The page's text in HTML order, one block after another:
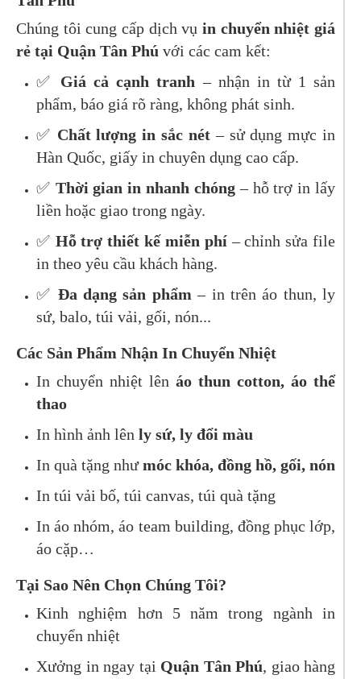
Chúng tôi cung cấp dịch vụ in chuyển nhiệt giá
rẻ tại Quận Tân Phú với các cam kết:
✅ Giá cả cạnh tranh – nhận in từ 1 sản
phẩm, báo giá rõ ràng, không phát sinh.
✅ Chất lượng in sắc nét– sử dụng mực in
Hàn Quốc, giấy in chuyên dụng cao cấp.
✅ Thời gian in nhanh chóng– hỗ trợ in lấy
liền hoặc giao trong ngày.
✅ Hỗ trợ thiết kế miễn phí– chỉnh sửa file
in theo yêu cầu khách hàng.
✅ Đa dạng sản phẩm – in trên áo thun, ly
sứ, balo, túi vải, gối, nón...
Các Sản Phẩm Nhận In Chuyển Nhiệt
In chuyển nhiệt lên áo thun cotton, áo thể
thao
In hình ảnh lên ly sứ, ly đổi màu
In quà tặng nhưmóc khóa, đồng hồ, gối, nón
In túi vải bố, túi canvas, túi quà tặng
In áo nhóm, áo team building, đồng phục lớp,
áo cặp…
Tại Sao Nên Chọn Chúng Tôi?
Kinh nghiệm hơn 5 năm trong ngành in
chuyển nhiệt
Xưởng in ngay tại Quận Tân Phú, giao hàng